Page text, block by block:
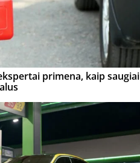
primena, kaip saugiai